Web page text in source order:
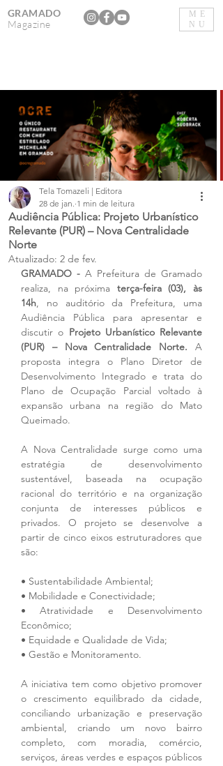
ME
NU
GRAMADO
Magazine
Audiência Pública: Projeto Urbanístico
Relevante (PUR) – Nova Centralidade
Norte
Tela Tomazeli | Editora
28 de jan. 1 min de leitura
Atualizado: 2 de fev.
GRAMADO - A Prefeitura de Gramado
realiza, na próxima terça-feira (03), às
14h, no auditório da Prefeitura, uma
Audiência Pública para apresentar e
discutir o Projeto Urbanístico Relevante
(PUR) – Nova Centralidade Norte. A
proposta integra o Plano Diretor de
Desenvolvimento Integrado e trata do
Plano de Ocupação Parcial voltado à
expansão urbana na região do Mato
Queimado.
A Nova Centralidade surge como uma
estratégia de desenvolvimento
sustentável, baseada na ocupação
racional do território e na organização
conjunta de interesses públicos e
privados. O projeto se desenvolve a
partir de cinco eixos estruturadores que
são:
• Sustentabilidade Ambiental;
• Mobilidade e Conectividade;
• Atratividade e Desenvolvimento
Econômico;
• Equidade e Qualidade de Vida;
• Gestão e Monitoramento.
A iniciativa tem como objetivo promover
o crescimento equilibrado da cidade,
conciliando urbanização e preservação
ambiental, criando um novo bairro
completo, com moradia, comércio,
serviços, áreas verdes e espaços públicos